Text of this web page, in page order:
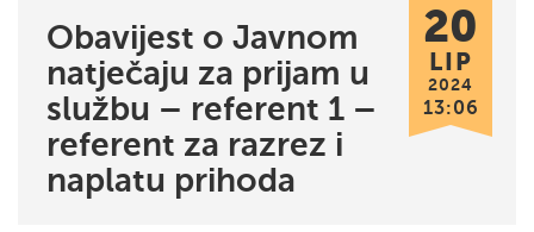
natječaju za prijam u službu – referent 1 – referent za razrez
i naplatu prihoda
Obavijest o Javnom
natječaju za prijam u
službu – referent 1 –
referent za razrez i
naplatu prihoda
20
LIP
2024
13:06